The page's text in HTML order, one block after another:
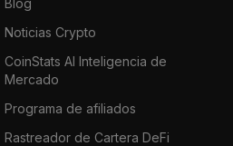
Noticias Crypto
CoinStats AI Inteligencia de
Mercado
Programa de afiliados
Rastreador de Cartera DeFi